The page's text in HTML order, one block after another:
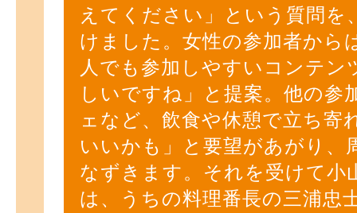
えてください」という質問を
けました。女性の参加者から
人でも参加しやすいコンテン
しいですね」と提案。他の参
ェなど、飲食や休憩で立ち寄
いいかも」と要望があがり、
なずきます。それを受けて小
は、うちの料理番長の三浦忠